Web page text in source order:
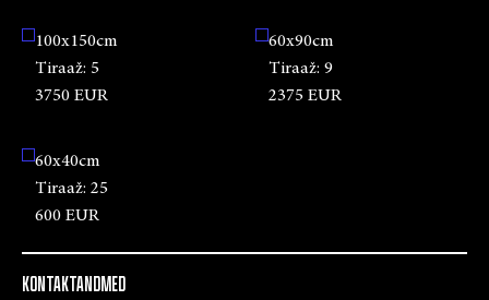
100x150cm
Tiraaž: 5
3750 EUR
60x90cm
Tiraaž: 9
2375 EUR
60x40cm
Tiraaž: 25
600 EUR
KONTAKTANDMED